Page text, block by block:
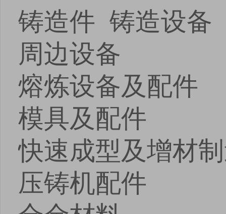
铸造件 铸造设备
周边设备
熔炼设备及配件
模具及配件
快速成型及增材
压铸机配件